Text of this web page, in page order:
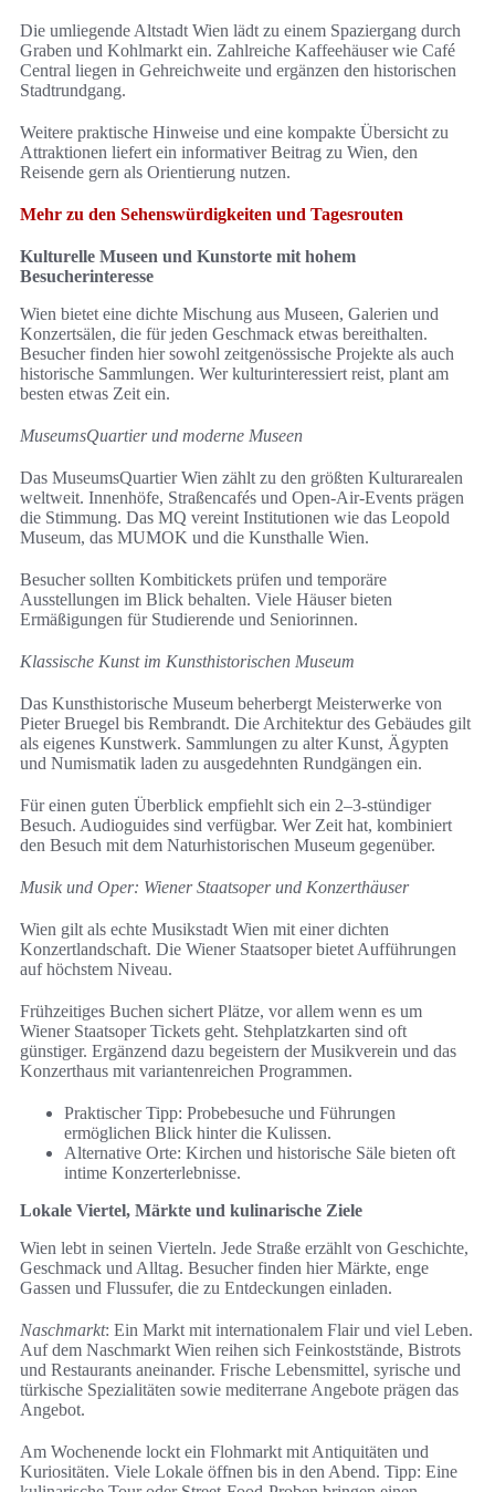
Die umliegende Altstadt Wien lädt zu einem Spaziergang durch
Graben und Kohlmarkt ein. Zahlreiche Kaffeehäuser wie Café
Central liegen in Gehreichweite und ergänzen den historischen
Stadtrundgang.
Weitere praktische Hinweise und eine kompakte Übersicht zu
Attraktionen liefert ein informativer Beitrag zu Wien, den
Reisende gern als Orientierung nutzen.
Mehr zu den Sehenswürdigkeiten und Tagesrouten
Kulturelle Museen und Kunstorte mit hohem
Besucherinteresse
Wien bietet eine dichte Mischung aus Museen, Galerien und
Konzertsälen, die für jeden Geschmack etwas bereithalten.
Besucher finden hier sowohl zeitgenössische Projekte als auch
historische Sammlungen. Wer kulturinteressiert reist, plant am
besten etwas Zeit ein.
MuseumsQuartier und moderne Museen
Das MuseumsQuartier Wien zählt zu den größten Kulturarealen
weltweit. Innenhöfe, Straßencafés und Open-Air-Events prägen
die Stimmung. Das MQ vereint Institutionen wie das Leopold
Museum, das MUMOK und die Kunsthalle Wien.
Besucher sollten Kombitickets prüfen und temporäre
Ausstellungen im Blick behalten. Viele Häuser bieten
Ermäßigungen für Studierende und Seniorinnen.
Klassische Kunst im Kunsthistorischen Museum
Das Kunsthistorische Museum beherbergt Meisterwerke von
Pieter Bruegel bis Rembrandt. Die Architektur des Gebäudes gilt
als eigenes Kunstwerk. Sammlungen zu alter Kunst, Ägypten
und Numismatik laden zu ausgedehnten Rundgängen ein.
Für einen guten Überblick empfiehlt sich ein 2–3-stündiger
Besuch. Audioguides sind verfügbar. Wer Zeit hat, kombiniert
den Besuch mit dem Naturhistorischen Museum gegenüber.
Musik und Oper: Wiener Staatsoper und Konzerthäuser
Wien gilt als echte Musikstadt Wien mit einer dichten
Konzertlandschaft. Die Wiener Staatsoper bietet Aufführungen
auf höchstem Niveau.
Frühzeitiges Buchen sichert Plätze, vor allem wenn es um
Wiener Staatsoper Tickets geht. Stehplatzkarten sind oft
günstiger. Ergänzend dazu begeistern der Musikverein und das
Konzerthaus mit variantenreichen Programmen.
Praktischer Tipp: Probebesuche und Führungen
ermöglichen Blick hinter die Kulissen.
Alternative Orte: Kirchen und historische Säle bieten oft
intime Konzerterlebnisse.
Lokale Viertel, Märkte und kulinarische Ziele
Wien lebt in seinen Vierteln. Jede Straße erzählt von Geschichte,
Geschmack und Alltag. Besucher finden hier Märkte, enge
Gassen und Flussufer, die zu Entdeckungen einladen.
Naschmarkt: Ein Markt mit internationalem Flair und viel Leben.
Auf dem Naschmarkt Wien reihen sich Feinkoststände, Bistrots
und Restaurants aneinander. Frische Lebensmittel, syrische und
türkische Spezialitäten sowie mediterrane Angebote prägen das
Angebot.
Am Wochenende lockt ein Flohmarkt mit Antiquitäten und
Kuriositäten. Viele Lokale öffnen bis in den Abend. Tipp: Eine